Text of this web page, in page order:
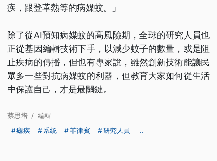
疾，跟登革熱等的病媒蚊。」
除了從AI預知病媒蚊的高風險期，全球的研究人員也
正從基因編輯技術下手，以減少蚊子的數量，或是阻
止疾病的傳播，但也有專家說，雖然創新技術能讓民
眾多一些對抗病媒蚊的利器，但教育大家如何從生活
中保護自己，才是最關鍵。
蔡思培 / 編輯
瘧疾
系統 菲律賓 研究人員 ...